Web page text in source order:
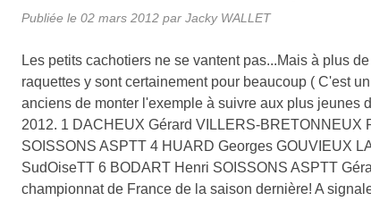
Publiée le 02 mars 2012 par Jacky WALLET
Les petits cachotiers ne se vantent pas...Mais à plus
raquettes y sont certainement pour beaucoup ( C'est
anciens de monter l'exemple à suivre aux plus jeunes
2012. 1 DACHEUX Gérard VILLERS-
SOISSONS ASPTT 4 HUARD Georges GOUVIEUX
SudOiseTT 6 BODART Henri SOISSONS ASPTT
championnat de France de la saison dernière! A